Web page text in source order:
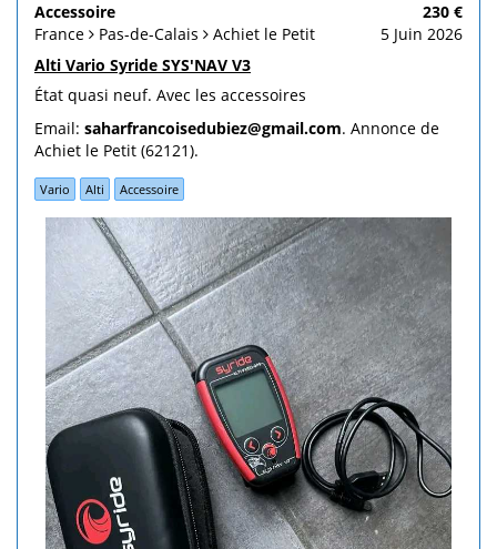
Accessoire
230 €
France
Pas-de-Calais Achiet le Petit
5 Juin 2026
Alti Vario Syride SYS'NAV V3
État quasi neuf. Avec les accessoires
Email: saharfrancoisedubiez@gmail.com. Annonce de
Achiet le Petit (62121).
Vario Alti Accessoire